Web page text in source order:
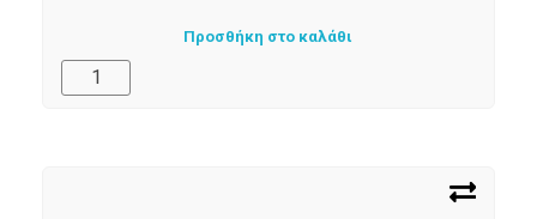
Προσθήκη στο καλάθι